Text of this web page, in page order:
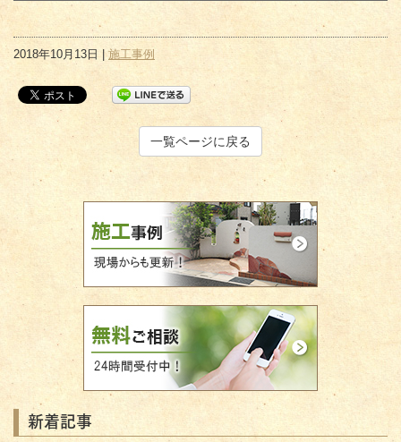
2018年10月13日 | 施工事例
一覧ページに戻る
新着記事